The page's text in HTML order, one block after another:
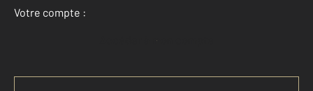
Votre compte :
Accéder à mon compte